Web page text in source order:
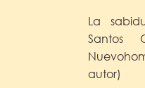
La
Santos
autor)